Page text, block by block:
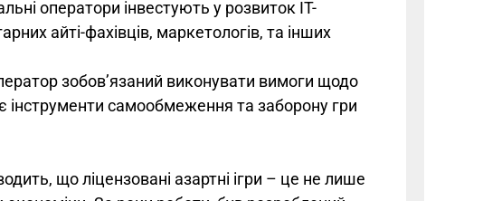
оператори інвестують у розвиток IT-
айті-фахівців, маркетологів, та інших
зобов’язаний виконувати вимоги щодо
інструменти самообмеження та заборону гри
що ліцензовані азартні ігри – це не лише